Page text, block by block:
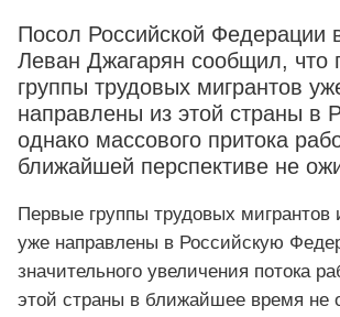
Посол Российской Федерации
Леван Джагарян сообщил, что
группы трудовых мигрантов
направлены из этой страны в
однако массового притока
ближайшей перспективе не
Первые группы трудовых
уже направлены в Российскую
значительного увеличения потока
этой страны в ближайшее время не